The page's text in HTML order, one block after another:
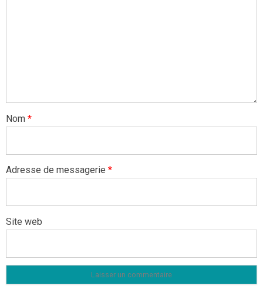
Nom *
Adresse de messagerie *
Site web